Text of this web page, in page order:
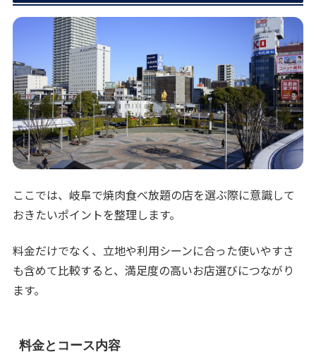
ここでは、岐阜で焼肉食べ放題の店を選ぶ際に意識して
おきたいポイントを整理します。
料金だけでなく、立地や利用シーンに合った使いやすさ
も含めて比較すると、満足度の高いお店選びにつながり
ます。
料金とコース内容